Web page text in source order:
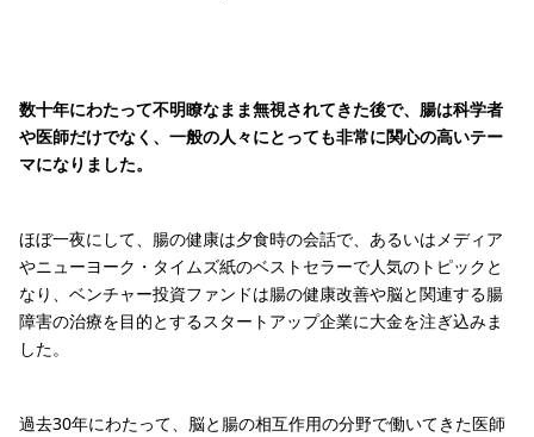
数十年にわたって不明瞭なまま無視されてきた後で、腸は科学者
や医師だけでなく、一般の人々にとっても非常に関心の高いテー
マになりました。
ほぼ一夜にして、腸の健康は夕食時の会話で、あるいはメディア
やニューヨーク・タイムズ紙のベストセラーで人気のトピックと
なり、ベンチャー投資ファンドは腸の健康改善や脳と関連する腸
障害の治療を目的とするスタートアップ企業に大金を注ぎ込みま
した。
過去30年にわたって、脳と腸の相互作用の分野で働いてきた医師